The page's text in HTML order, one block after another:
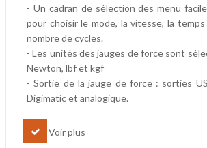
- Un cadran de sélection des menu
pour choisir le mode, la vitesse, la
nombre de cycles.
- Les unités des jauges de force sont
Newton, lbf et kgf
- Sortie de la jauge de force : sorties
Digimatic et analogique.
Voir plus